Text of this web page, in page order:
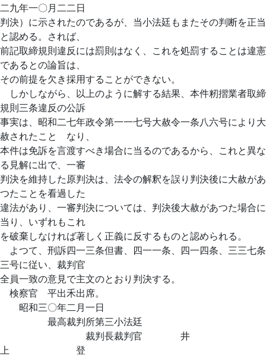
二九年一〇月二二日
判決）に示されたのであるが、当小法廷もまたその判断を正当
と認める。されば、
前記取締規則違反には罰則はなく、これを処罰することは違憲
であるとの論旨は、
その前提を欠き採用することができない。
しかしながら、以上のように解する結果、本件籾摺業者取締
規則三条違反の公訴
事実は、昭和二七年政令第一一七号大赦令一条八六号により大
赦されたことゝなり、
本件は免訴を言渡すべき場合に当るのであるから、これと異な
る見解に出で、一審
判決を維持した原判決は、法令の解釈を誤り判決後に大赦があ
つたことを看過した
違法があり、一審判決については、判決後大赦があつた場合に
当り、いずれもこれ
を破棄しなければ著しく正義に反するものと認められる。
よつて、刑訴四一三条但書、四一一条、四一四条、三三七条
三号に従い、裁判官
全員一致の意見で主文のとおり判決する。
検察官 平出禾出席。
昭和三〇年二月一日
最高裁判所第三小法廷
裁判長裁判官 井
上 登